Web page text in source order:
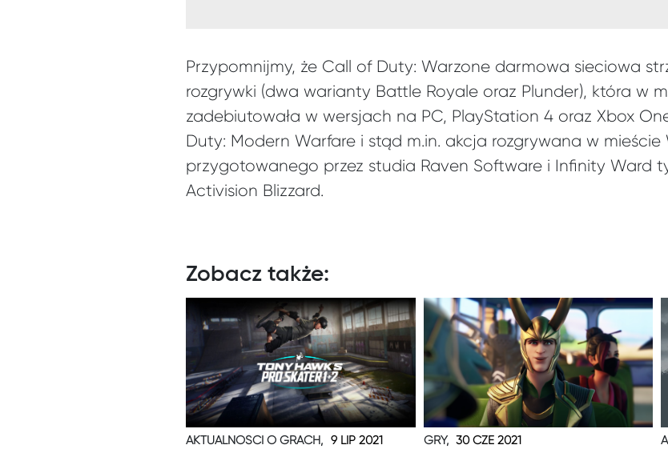
Przypomnijmy, że Call of Duty: Warzone darmowa sieciowa
rozgrywki (dwa warianty Battle Royale oraz Plunder), która w
zadebiutowała w wersjach na PC, PlayStation 4 oraz Xbox
Duty: Modern Warfare i stąd m.in. akcja rozgrywana w
przygotowanego przez studia Raven Software i Infinity Ward
Activision Blizzard.
Zobacz także:
AKTUALNOŚCI O GRACH, 9 LIP 2021 GRY, 30 CZE 2021